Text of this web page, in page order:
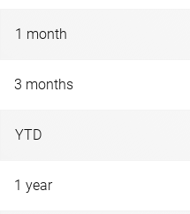
1 month
3 months
YTD
1 year